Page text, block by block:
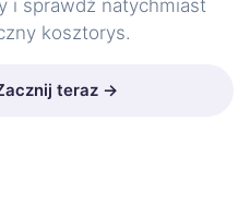
i sprawdź natychmiast
kosztorys.
teraz →